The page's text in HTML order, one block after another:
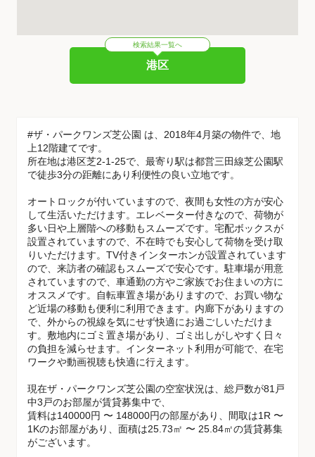
検索結果一覧へ
港区
#ザ・パークワンズ芝公園 は、2018年4月築の物件で、地
上12階建てです。
所在地は港区芝2-1-25で、最寄り駅は都営三田線芝公園駅
で徒歩3分の距離にあり利便性の良い立地です。
オートロックが付いていますので、夜間も女性の方が安心
して生活いただけます。エレベーター付きなので、荷物が
多い日や上層階への移動もスムーズです。宅配ボックスが
設置されていますので、不在時でも安心して荷物を受け取
りいただけます。TV付きインターホンが設置されています
ので、来訪者の確認もスムーズで安心です。駐車場が用意
されていますので、車通勤の方やご家族でお住まいの方に
オススメです。自転車置き場がありますので、お買い物な
ど近場の移動も便利に利用できます。内廊下がありますの
で、外からの視線を気にせず快適にお過ごしいただけま
す。敷地内にゴミ置き場があり、ゴミ出しがしやすく日々
の負担を減らせます。インターネット利用が可能で、在宅
ワークや動画視聴も快適に行えます。
現在ザ・パークワンズ芝公園の空室状況は、総戸数が81戸
中3戸のお部屋が賃貸募集中で、
賃料は140000円 〜 148000円の部屋があり、間取は1R 〜
1Kのお部屋があり、面積は25.73㎡ 〜 25.84㎡の賃貸募集
がございます。